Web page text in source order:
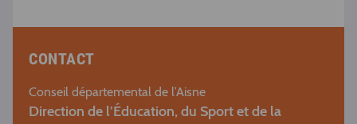
CONTACT
Conseil départemental de l’Aisne
Direction de l’Éducation, du Sport et de la